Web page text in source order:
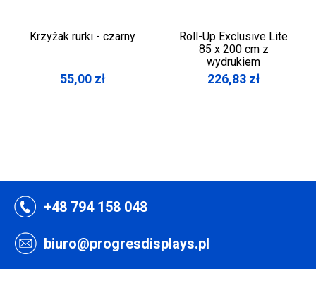
Krzyżak rurki - czarny
55,00 zł
Roll-Up Exclusive Lite
85 x 200 cm z
wydrukiem
226,83 zł
+48 794 158 048
biuro@progresdisplays.pl